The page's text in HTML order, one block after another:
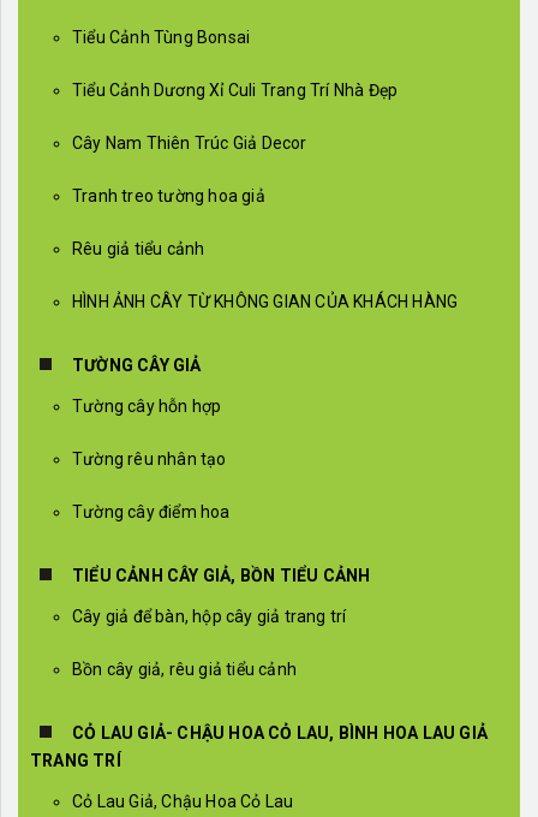
Tiểu Cảnh Tùng Bonsai
Tiểu Cảnh Dương Xỉ Culi Trang Trí Nhà Đẹp
Cây Nam Thiên Trúc Giả Decor
Tranh treo tường hoa giả
Rêu giả tiểu cảnh
HÌNH ẢNH CÂY TỪ KHÔNG GIAN CỦA KHÁCH HÀNG
TƯỜNG CÂY GIẢ
Tường cây hỗn hợp
Tường rêu nhân tạo
Tường cây điểm hoa
TIỂU CẢNH CÂY GIẢ, BỒN TIỂU CẢNH
Cây giả để bàn, hộp cây giả trang trí
Bồn cây giả, rêu giả tiểu cảnh
CỎ LAU GIẢ- CHẬU HOA CỎ LAU, BÌNH HOA LAU GIẢ
TRANG TRÍ
Cỏ Lau Giả, Chậu Hoa Cỏ Lau